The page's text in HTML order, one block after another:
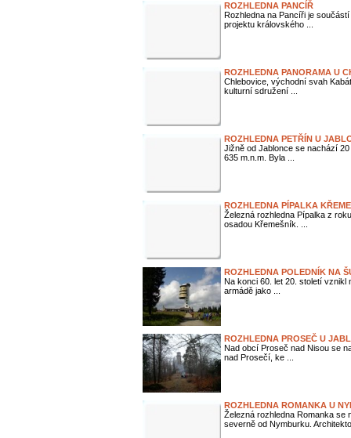
ROZHLEDNA PANCÍŘ
Rozhledna na Pancíři je
projektu královského ...
ROZHLEDNA PANORAMA U
Chlebovice, východní svah
kulturní sdružení ...
ROZHLEDNA PETŘÍN U
Jižně od Jablonce se nachází
635 m.n.m. Byla ...
ROZHLEDNA PÍPALKA
Železná rozhledna Pípalka z
osadou Křemešník. ...
ROZHLEDNA POLEDNÍK NA
Na konci 60. let 20. století vznikl
armádě jako ...
ROZHLEDNA PROSEČ U
Nad obcí Proseč nad Nisou se
nad Prosečí, ke ...
ROZHLEDNA ROMANKA U
Železná rozhledna Romanka
severně od Nymburku.